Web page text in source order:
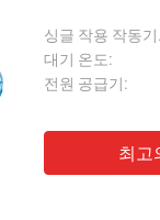
싱
대기 온도:
전원 공급기:
최고